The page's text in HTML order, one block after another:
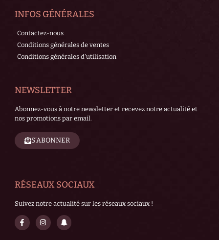
INFOS GÉNÉRALES
Contactez-nous
Conditions générales de ventes
Conditions générales d'utilisation
NEWSLETTER
Abonnez-vous à notre newsletter et recevez notre actualité et
nos promotions par email.
S'ABONNER
RÉSEAUX SOCIAUX
Suivez notre actualité sur les réseaux sociaux !